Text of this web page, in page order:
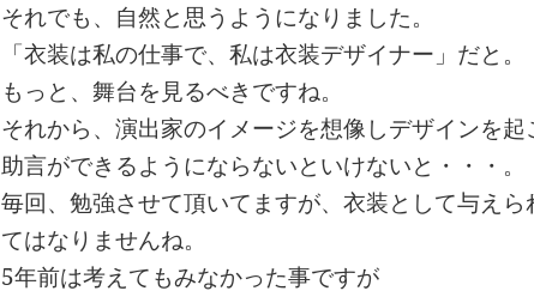
それでも、自然と思うようになりました。
「衣装は私の仕事で、私は衣装デザイナー」だと。
もっと、舞台を見るべきですね。
それから、演出家のイメージを想像しデザインを起
助言ができるようにならないといけないと・・・。
毎回、勉強させて頂いてますが、衣装として与えら
てはなりませんね。
5年前は考えてもみなかった事ですが